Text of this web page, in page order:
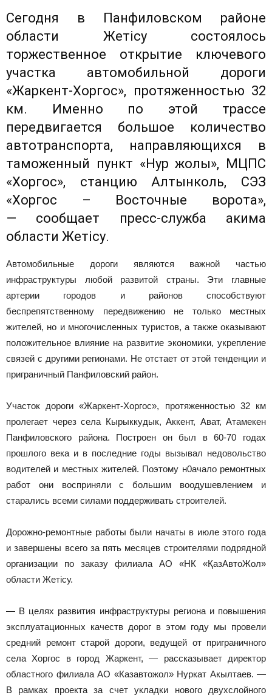
Сегодня в Панфиловском районе
области Жетісу состоялось
торжественное открытие ключевого
участка автомобильной дороги
«Жаркент-Хоргос», протяженностью 32
км. Именно по этой трассе
передвигается большое количество
автотранспорта, направляющихся в
таможенный пункт «Нур жолы», МЦПС
«Хоргос», станцию Алтынколь, СЭЗ
«Хоргос – Восточные ворота»,
— сообщает пресс-служба акима
области Жетісу.
Автомобильные дороги являются важной частью
инфраструктуры любой развитой страны. Эти главные
артерии городов и районов способствуют
беспрепятственному передвижению не только местных
жителей, но и многочисленных туристов, а также оказывают
положительное влияние на развитие экономики, укрепление
связей с другими регионами. Не отстает от этой тенденции и
приграничный Панфиловский район.
Участок дороги «Жаркент-Хоргос», протяженностью 32 км
пролегает через села Кырыккудык, Аккент, Ават, Атамекен
Панфиловского района. Построен он был в 60-70 годах
прошлого века и в последние годы вызывал недовольство
водителей и местных жителей. Поэтому н0ачало ремонтных
работ они восприняли с большим воодушевлением и
старались всеми силами поддерживать строителей.
Дорожно-ремонтные работы были начаты в июле этого года
и завершены всего за пять месяцев строителями подрядной
организации по заказу филиала АО «НК «ҚазАвтоЖол»
области Жетісу.
— В целях развития инфраструктуры региона и повышения
эксплуатационных качеств дорог в этом году мы провели
средний ремонт старой дороги, ведущей от приграничного
села Хоргос в город Жаркент, — рассказывает директор
областного филиала АО «Казавтожол» Нуркат Акылтаев. —
В рамках проекта за счет укладки нового двухслойного